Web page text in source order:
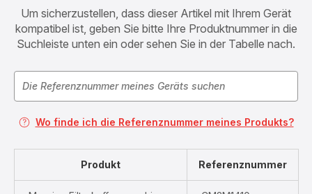
Um sicherzustellen, dass dieser Artikel mit Ihrem Gerät
kompatibel ist, geben Sie bitte Ihre Produktnummer in die
Suchleiste unten ein oder sehen Sie in der Tabelle nach.
Wo finde ich die Referenznummer meines Produkts?
Produkt Referenznummer